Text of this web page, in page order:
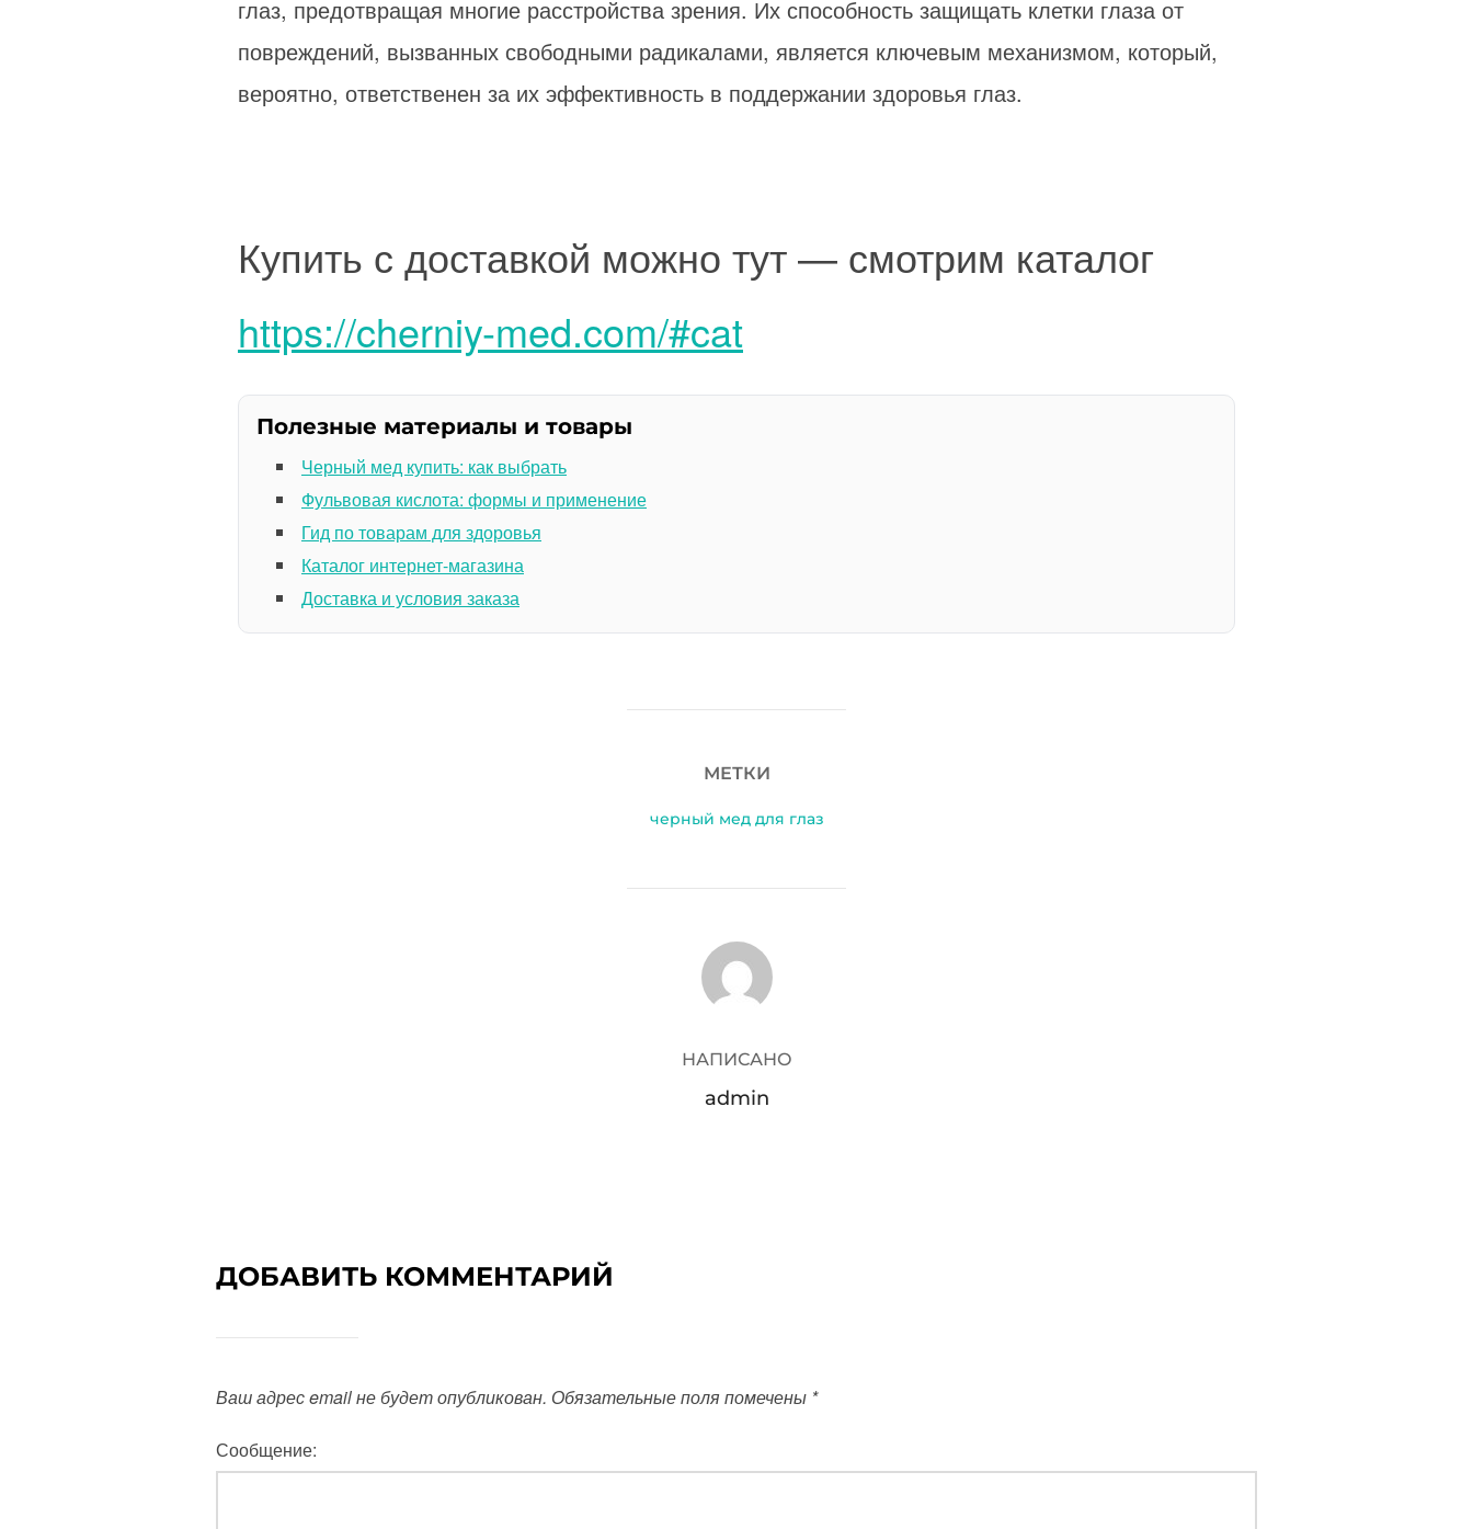
глаз, предотвращая многие расстройства зрения. Их способность защищать клетки глаза от
повреждений, вызванных свободными радикалами, является ключевым механизмом, который,
вероятно, ответственен за их эффективность в поддержании здоровья глаз.
Купить с доставкой можно тут — смотрим каталог
https://cherniy-med.com/#cat
Полезные материалы и товары
Черный мед купить: как выбрать
Фульвовая кислота: формы и применение
Гид по товарам для здоровья
Каталог интернет-магазина
Доставка и условия заказа
МЕТКИ
черный мед для глаз
АВТОР ЗАПИСИ
НАПИСАНО
admin
ДОБАВИТЬ КОММЕНТАРИЙ
Ваш адрес email не будет опубликован. Обязательные поля помечены *
Сообщение: